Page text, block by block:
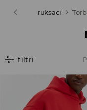
Torbe, ruksaci
filtri